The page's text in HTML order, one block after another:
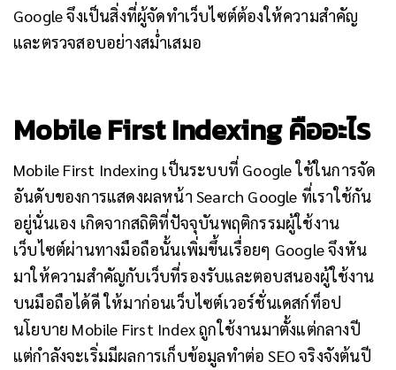
Google จึงเป็นสิ่งที่ผู้จัดทำเว็บไซต์ต้องให้ความสำคัญ
และตรวจสอบอย่างสม่ำเสมอ
Mobile First Indexing คืออะไร
Mobile First Indexing เป็นระบบที่ Google ใช้ในการจัด
อันดับของการแสดงผลหน้า Search Google ที่เราใช้กัน
อยู่นั่นเอง เกิดจากสถิติที่ปัจจุบันพฤติกรรมผู้ใช้งาน
เว็บไซต์ผ่านทางมือถือนั้นเพิ่มขึ้นเรื่อยๆ Google จึงหัน
มาให้ความสำคัญกับเว็บที่รองรับและตอบสนองผู้ใช้งาน
บนมือถือได้ดีให้มาก่อนเว็บไซต์เวอร์ชั่นเดสก์ท็อป
นโยบาย Mobile First Index ถูกใช้งานมาตั้งแต่กลางปี
แต่กำลังจะเริ่มมีผลการเก็บข้อมูลทำต่อ SEO จริงจังต้นปี